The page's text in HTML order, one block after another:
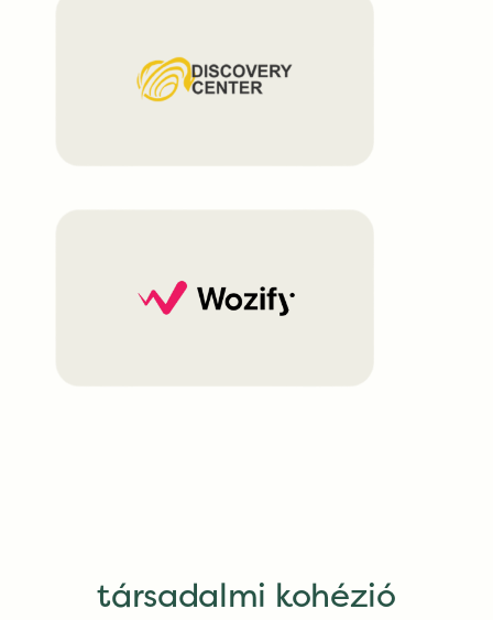
társadalmi kohézió